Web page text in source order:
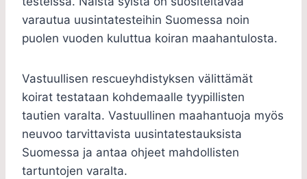
varautua uusintatesteihin Suomessa noin
puolen vuoden kuluttua koiran maahantulosta.
Vastuullisen rescueyhdistyksen välittämät
koirat testataan kohdemaalle tyypillisten
tautien varalta. Vastuullinen maahantuoja myös
neuvoo tarvittavista uusintatestauksista
Suomessa ja antaa ohjeet mahdollisten
tartuntojen varalta.